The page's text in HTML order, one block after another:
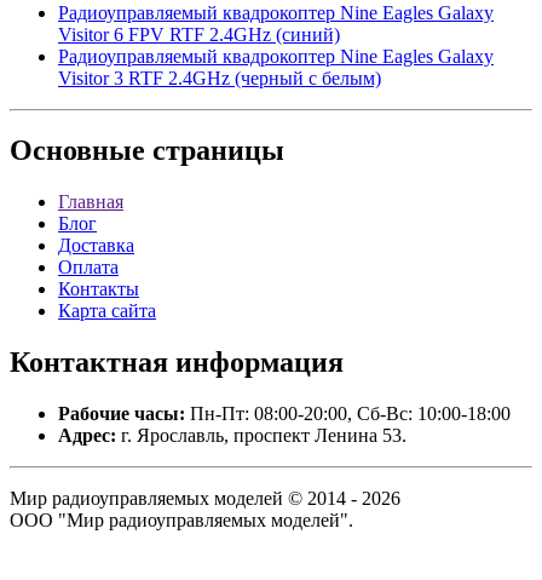
Радиоуправляемый квадрокоптер Nine Eagles Galaxy
Visitor 6 FPV RTF 2.4GHz (синий)
Радиоуправляемый квадрокоптер Nine Eagles Galaxy
Visitor 3 RTF 2.4GHz (черный с белым)
Основные страницы
Главная
Блог
Доставка
Оплата
Контакты
Карта сайта
Контактная информация
Рабочие часы: Пн-Пт: 08:00-20:00, Сб-Вс: 10:00-18:00
Адрес: г. Ярославль, проспект Ленина 53.
Мир радиоуправляемых моделей © 2014 - 2026
ООО "Мир радиоуправляемых моделей".